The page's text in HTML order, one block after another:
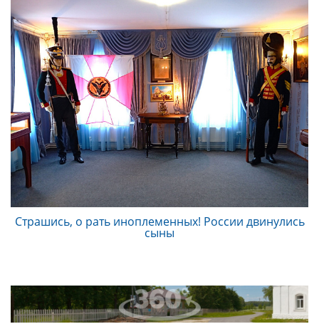
Страшись, о рать иноплеменных! России двинулись
сыны